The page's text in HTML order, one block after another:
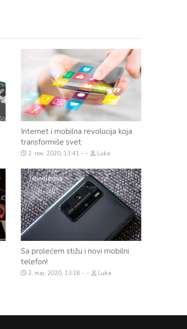
Tehnologija
Internet i mobilna revolucija koja
transformiše svet
2. nov. 2020, 13:41 - Luka
Tehnologija
Sa prolećem stižu i novi mobilni
telefon!
2. maj. 2020, 13:18 - Luka